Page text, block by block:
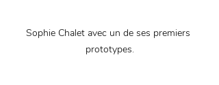
Sophie Chalet avec un de ses premiers
prototypes.